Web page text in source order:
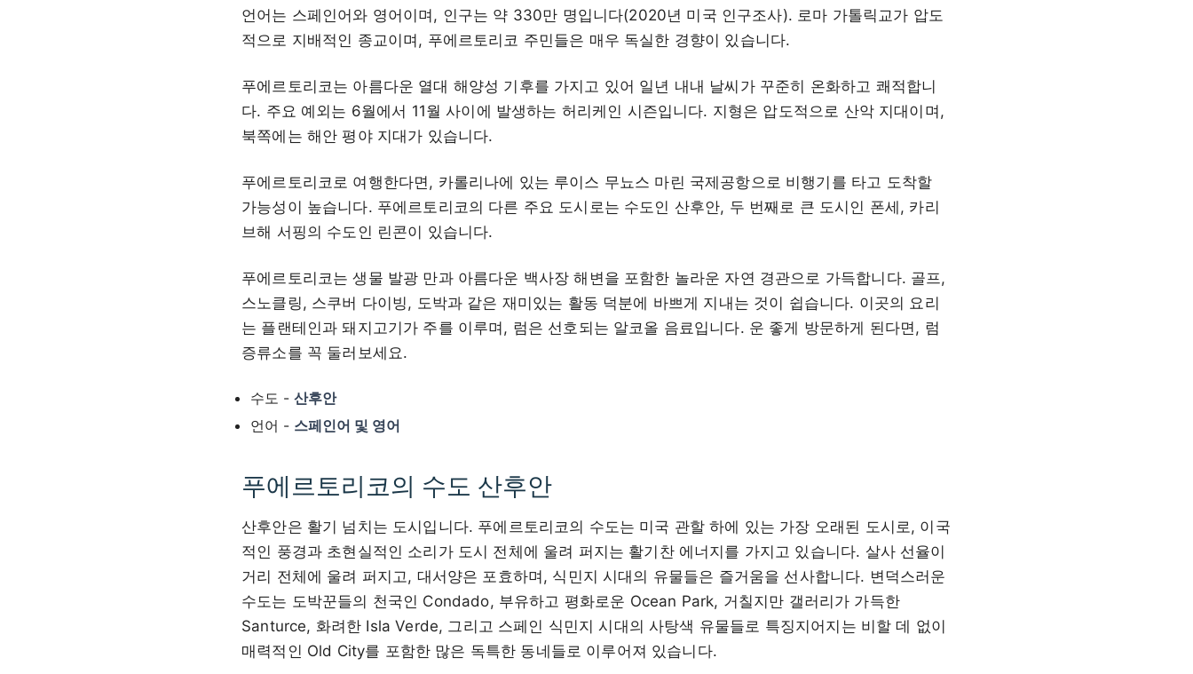
언어는 스페인어와 영어이며, 인구는 약 330만 명입니다(2020년 미국 인구조사). 로마 가톨릭교가 압도
적으로 지배적인 종교이며, 푸에르토리코 주민들은 매우 독실한 경향이 있습니다.
푸에르토리코는 아름다운 열대 해양성 기후를 가지고 있어 일년 내내 날씨가 꾸준히 온화하고 쾌적합니
다. 주요 예외는 6월에서 11월 사이에 발생하는 허리케인 시즌입니다. 지형은 압도적으로 산악 지대이며,
북쪽에는 해안 평야 지대가 있습니다.
푸에르토리코로 여행한다면, 카롤리나에 있는 루이스 무뇨스 마린 국제공항으로 비행기를 타고 도착할
가능성이 높습니다. 푸에르토리코의 다른 주요 도시로는 수도인 산후안, 두 번째로 큰 도시인 폰세, 카리
브해 서핑의 수도인 린콘이 있습니다.
푸에르토리코는 생물 발광 만과 아름다운 백사장 해변을 포함한 놀라운 자연 경관으로 가득합니다. 골프,
스노클링, 스쿠버 다이빙, 도박과 같은 재미있는 활동 덕분에 바쁘게 지내는 것이 쉽습니다. 이곳의 요리
는 플랜테인과 돼지고기가 주를 이루며, 럼은 선호되는 알코올 음료입니다. 운 좋게 방문하게 된다면, 럼
증류소를 꼭 둘러보세요.
수도 - 산후안
언어 - 스페인어 및 영어
푸에르토리코의 수도 산후안
산후안은 활기 넘치는 도시입니다. 푸에르토리코의 수도는 미국 관할 하에 있는 가장 오래된 도시로, 이국
적인 풍경과 초현실적인 소리가 도시 전체에 울려 퍼지는 활기찬 에너지를 가지고 있습니다. 살사 선율이
거리 전체에 울려 퍼지고, 대서양은 포효하며, 식민지 시대의 유물들은 즐거움을 선사합니다. 변덕스러운
수도는 도박꾼들의 천국인 Condado, 부유하고 평화로운 Ocean Park, 거칠지만 갤러리가 가득한
Santurce, 화려한 Isla Verde, 그리고 스페인 식민지 시대의 사탕색 유물들로 특징지어지는 비할 데 없이
매력적인 Old City를 포함한 많은 독특한 동네들로 이루어져 있습니다.